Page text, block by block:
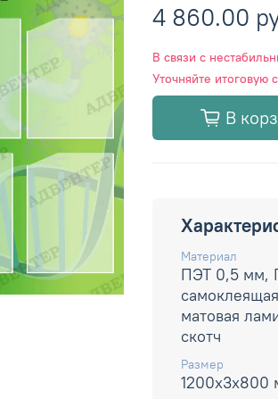
4 860.00
В связи с
Уточняйте итоговую
В
Материал
ПЭТ 0,5 мм,
матовая
скотч
Размер
1200х3х800